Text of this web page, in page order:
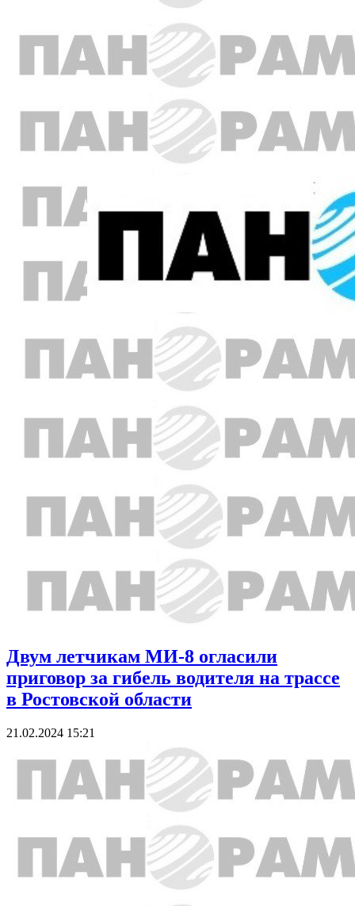
Двум летчикам МИ-8 огласили
приговор за гибель водителя на трассе
в Ростовской области
21.02.2024 15:21